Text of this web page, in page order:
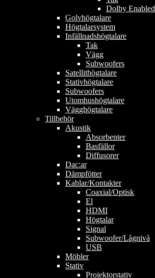
Dolby Enabled
Golvhögtalare
Högtalarsystem
Infällnadshögtalare
Tak
Vägg
Subwoofers
Satellithögtalare
Stativhögtalare
Subwoofers
Utomhushögtalare
Vägghögtalare
Tillbehör
Akustik
Absorbenter
Basfällor
Diffusorer
Dac:ar
Dämpfötter
Kablar/Kontakter
Coaxial/Optisk
El
HDMI
Högtalar
Signal
Subwoofer/Lågnivå
USB
Möbler
Stativ
Projektorstativ